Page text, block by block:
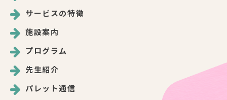
サービスの特徴
施設案内
プログラム
先生紹介
パレット通信